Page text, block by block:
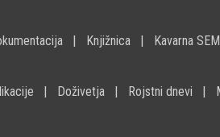
Knjižnica Kavarna SEM
Doživetja Rojstni dnevi